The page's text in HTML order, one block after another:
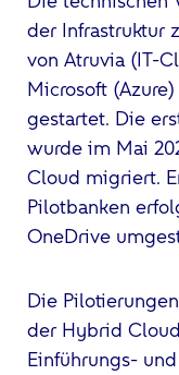
der Infrastruktur
von Atruvia (IT-
Microsoft
gestartet. Die
wurde im Mai
Cloud migriert.
Pilotbanken
OneDrive
Die
der Hybrid
Einführungs-